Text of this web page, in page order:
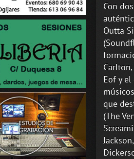
Con
Outta
Eof y
que
(The